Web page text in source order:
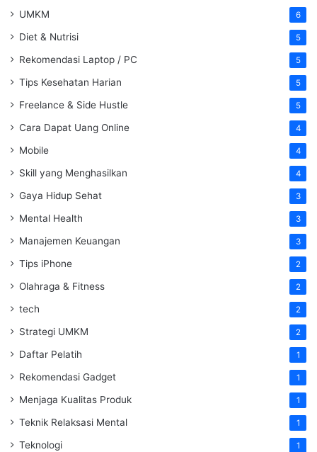
UMKM 6
Diet & Nutrisi 5
Rekomendasi Laptop / PC 5
Tips Kesehatan Harian 5
Freelance & Side Hustle 5
Cara Dapat Uang Online 4
Mobile 4
Skill yang Menghasilkan 4
Gaya Hidup Sehat 3
Mental Health 3
Manajemen Keuangan 3
Tips iPhone 2
Olahraga & Fitness 2
tech 2
Strategi UMKM 2
Daftar Pelatih 1
Rekomendasi Gadget 1
Menjaga Kualitas Produk 1
Teknik Relaksasi Mental 1
Teknologi 1